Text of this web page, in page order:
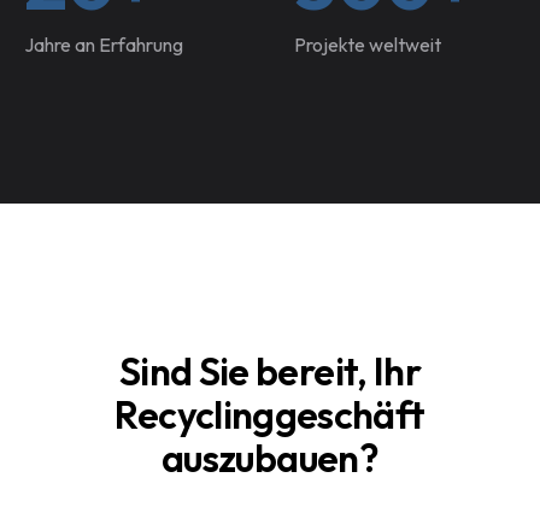
Jahre an Erfahrung Projekte weltweit
Sind Sie bereit, Ihr
Recyclinggeschäft
auszubauen?